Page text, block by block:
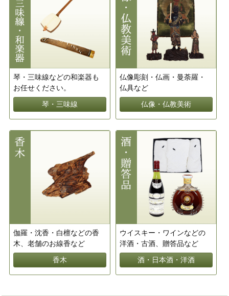
琴・三味線などの和楽器も
お任せください。
琴・三味線
仏像彫刻・仏画・曼荼羅・
仏具など
仏像・仏教美術
伽羅・沈香・白檀などの香
木、老舗のお線香など
香木
ウイスキー・ワインなどの
洋酒・古酒、贈答品など
酒・日本酒・洋酒